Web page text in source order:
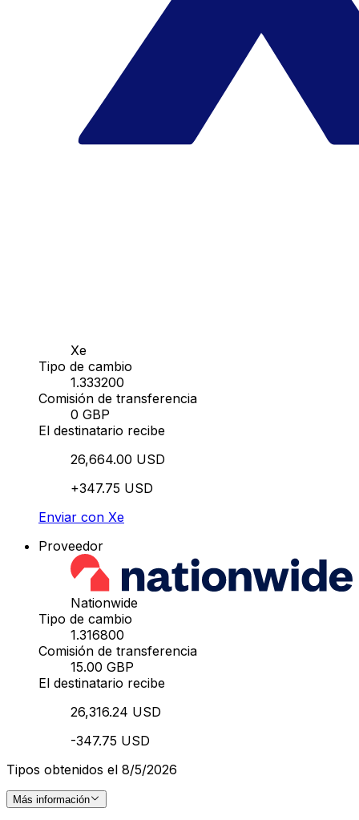
Xe
Tipo de cambio
1.333200
Comisión de transferencia
0 GBP
El destinatario recibe
26,664.00 USD
+347.75 USD
Enviar con Xe
Proveedor
Nationwide
Tipo de cambio
1.316800
Comisión de transferencia
15.00 GBP
El destinatario recibe
26,316.24 USD
-347.75 USD
Tipos obtenidos el 8/5/2026
Más información